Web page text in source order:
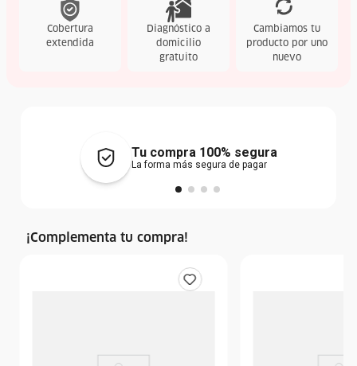
Cobertura
extendida
Diagnóstico a
domicilio
gratuito
Cambiamos tu
producto por uno
nuevo
Tu compra 100% segura
La forma más segura de pagar
¡Complementa tu compra!